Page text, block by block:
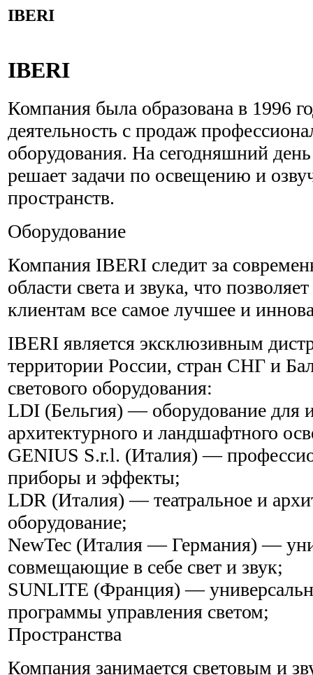
IBERI
IBERI
Компания была образована в 1996
деятельность с продаж
оборудования. На сегодняшний
решает задачи по освещению и
пространств.
Оборудование
Компания IBERI следит за
области света и звука, что
клиентам все самое лучшее и
IBERI является эксклюзивным
территории России, стран СНГ и
светового оборудования:
LDI (Бельгия) — оборудование для
архитектурного и ландшафтного
GENIUS S.r.l. (Италия) —
приборы и эффекты;
LDR (Италия) — театральное и
оборудование;
NewTec (Италия — Германия) —
совмещающие в себе свет и звук;
SUNLITE (Франция) —
программы управления светом;
Пространства
Компания занимается световым и